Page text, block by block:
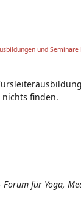
Yoga-Forum
und Seminare
nichts finden.
für Yoga,